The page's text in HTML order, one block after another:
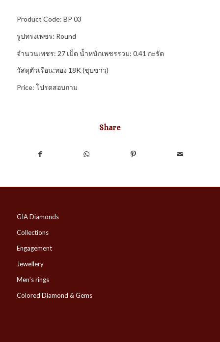
Product Code: BP 03
รูปทรงเพชร: Round
จำนวนเพชร: 27 เม็ด น้ำหนักเพชรรวม: 0.41 กะรัต
วัสดุตัวเรือน:ทอง 18K (ชุบขาว)
Price: โปรดสอบถาม
Share
GIA Diamonds
Collections
Engagement
Jewellery
Men’s rings
Colored Diamond & Gems